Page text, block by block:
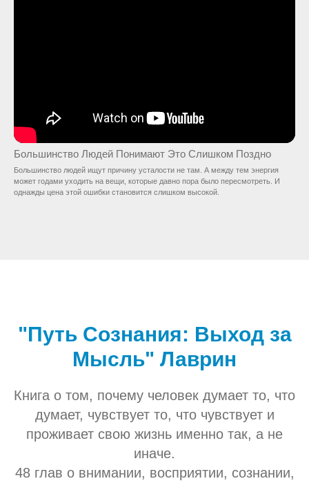
Большинство Людей Понимают Это Слишком Поздно
Большинство людей ищут причину усталости не там. А между тем энергия
может годами уходить на вещи, которые давно пора было пересмотреть. И
однажды цена этой ошибки становится слишком высокой.
"Путь Сознания: Выход за
Мысль" Лаврин
Книга о том, почему человек думает то, что
думает, чувствует то, что чувствует и
проживает свою жизнь именно так, а не
иначе.
48 глав о внимании, восприятии, сознании,